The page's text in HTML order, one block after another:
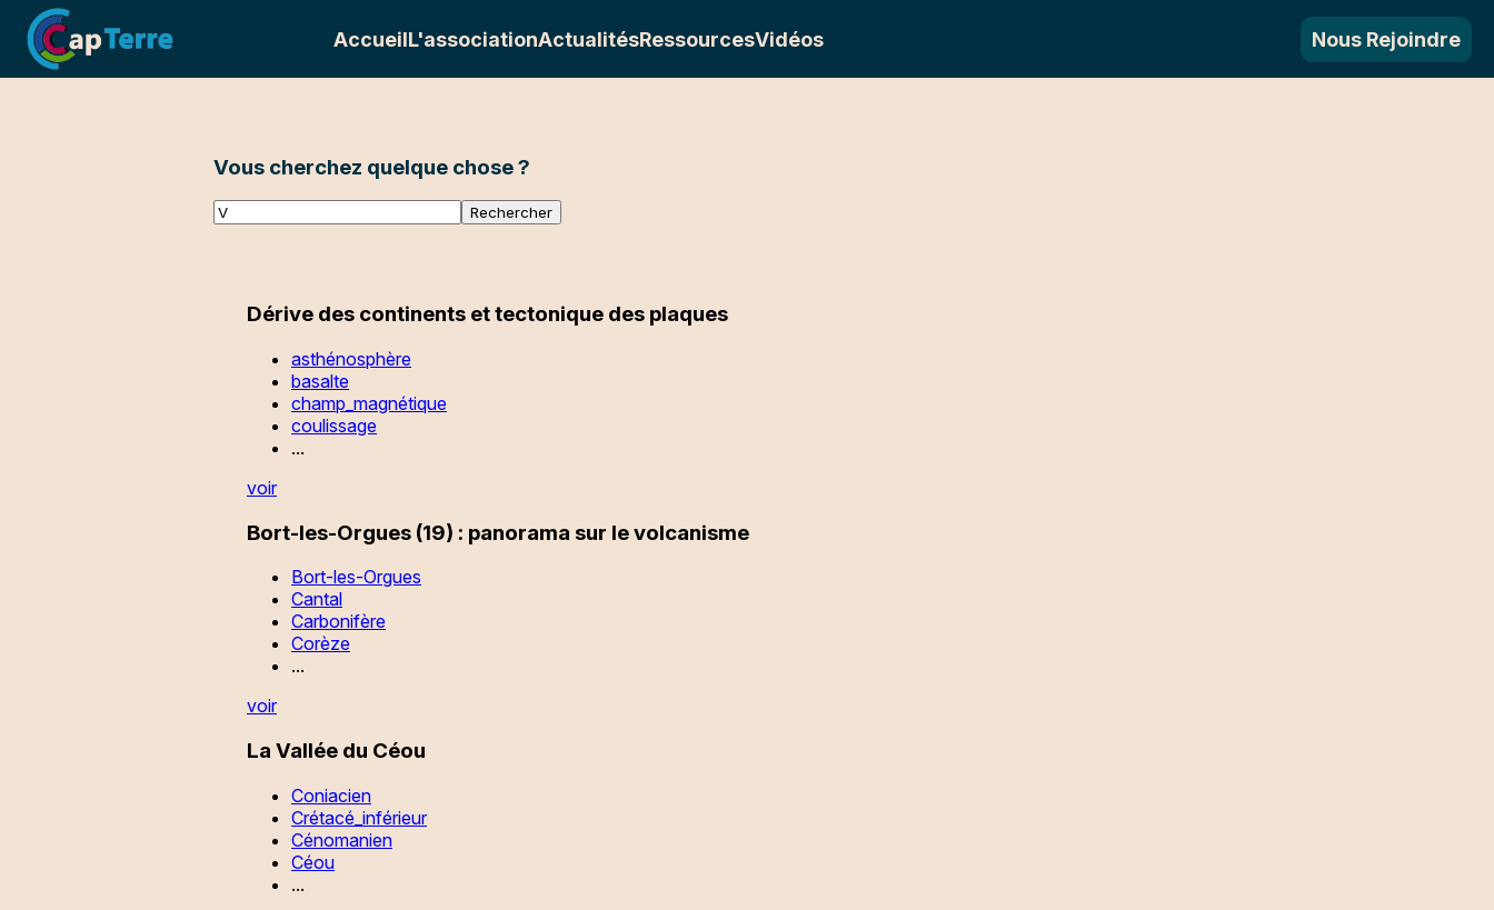
AccueilL'associationActualitésRessourcesVidéos Nous Rejoindre
Vous cherchez quelque chose ?
Dérive des continents et tectonique des plaques
asthénosphère
basalte
champ_magnétique
coulissage
...
voir
Bort-les-Orgues (19) : panorama sur le volcanisme
Bort-les-Orgues
Cantal
Carbonifère
Corèze
...
voir
La Vallée du Céou
Coniacien
Crétacé_inférieur
Cénomanien
Céou
...